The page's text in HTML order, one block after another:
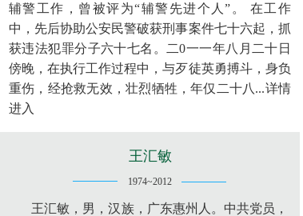
辅警工作，曾被评为“辅警先进个人”。 在工作
中，先后协助公安民警破获刑事案件七十六起，抓
获违法犯罪分子六十七名。二0一一年八月二十日
傍晚，在执行工作过程中，与歹徒英勇搏斗，身负
重伤，经抢救无效，壮烈牺牲，年仅二十八...详情
进入
王汇敏
1974~2012
王汇敏，男，汉族，广东惠州人。中共党员，